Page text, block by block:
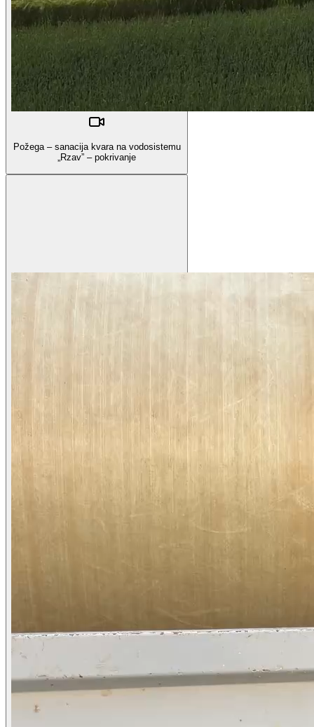
Požega – sanacija kvara na vodosistemu
„Rzav” – pokrivanje